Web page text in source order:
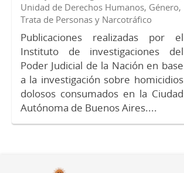
Unidad de Derechos Humanos, Género,
Trata de Personas y Narcotráfico
Publicaciones realizadas por el
Instituto de investigaciones del
Poder Judicial de la Nación en base
a la investigación sobre homicidios
dolosos consumados en la Ciudad
Autónoma de Buenos Aires....